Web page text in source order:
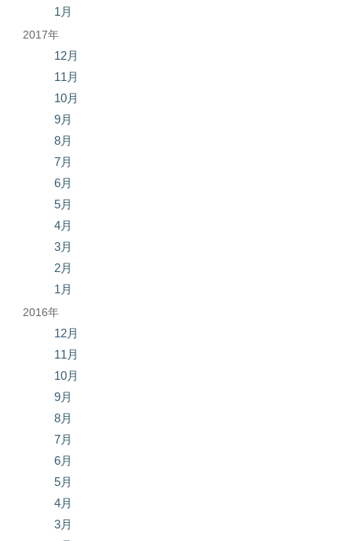
1月
2017年
12月
11月
10月
9月
8月
7月
6月
5月
4月
3月
2月
1月
2016年
12月
11月
10月
9月
8月
7月
6月
5月
4月
3月